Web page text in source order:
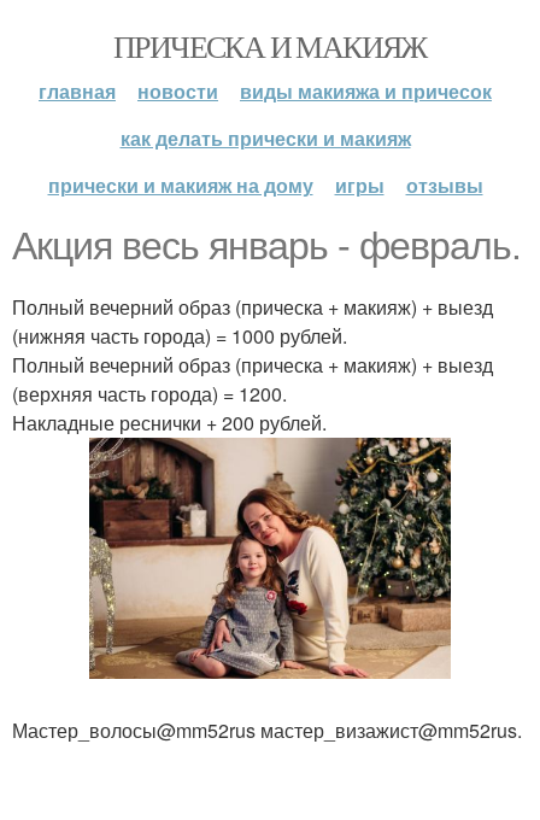
ПРИЧЕСКА И МАКИЯЖ
главная новости
виды макияжа и причесок
как делать прически и макияж
прически и макияж на дому
игры отзывы
Акция весь январь - февраль.
Полный вечерний образ (прическа + макияж) + выезд
(нижняя часть города) = 1000 рублей.
Полный вечерний образ (прическа + макияж) + выезд
(верхняя часть города) = 1200.
Накладные реснички + 200 рублей.
Мастер_волосы@mm52rus мастер_визажист@mm52rus.